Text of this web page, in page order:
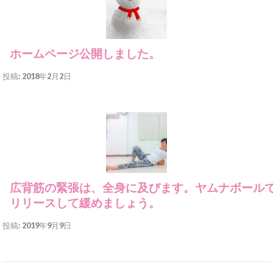
ホームページ公開しました。
投稿: 2018年2月2日
広背筋の緊張は、全身に及びます。ヤムナボール
リリースして緩めましょう。
投稿: 2019年9月9日